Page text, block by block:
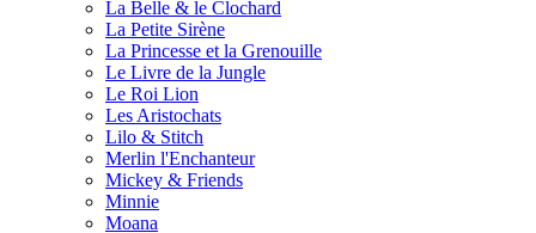
La Belle & le Clochard
La Petite Sirène
La Princesse et la Grenouille
Le Livre de la Jungle
Le Roi Lion
Les Aristochats
Lilo & Stitch
Merlin l'Enchanteur
Mickey & Friends
Minnie
Moana